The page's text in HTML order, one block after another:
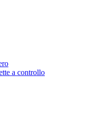
a controllo